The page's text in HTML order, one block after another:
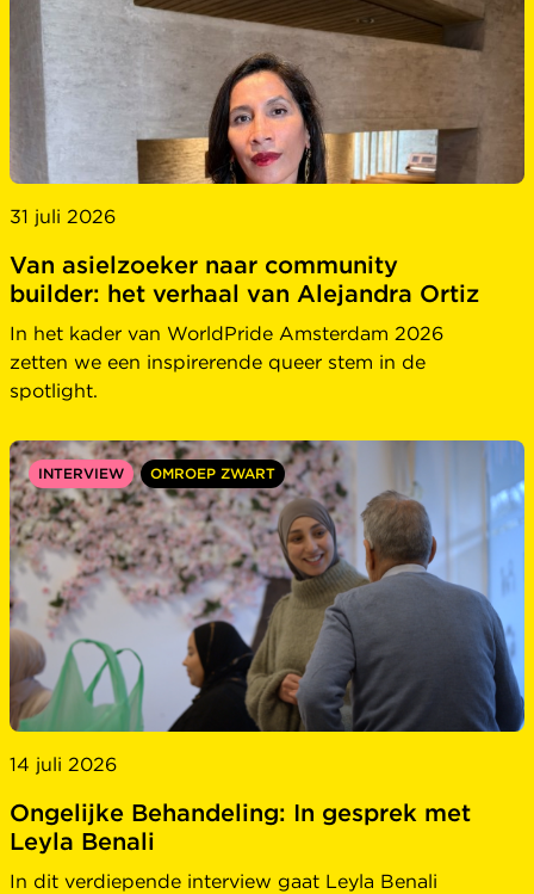
31 juli 2026
Van asielzoeker naar community
builder: het verhaal van Alejandra Ortiz
In het kader van WorldPride Amsterdam 2026
zetten we een inspirerende queer stem in de
spotlight.
INTERVIEW OMROEP ZWART
14 juli 2026
Ongelijke Behandeling: In gesprek met
Leyla Benali
In dit verdiepende interview gaat Leyla Benali